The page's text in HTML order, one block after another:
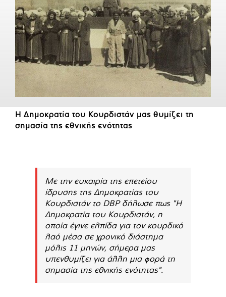
Η Δημοκρατία του Κουρδιστάν μας θυμίζει τη
σημασία της εθνικής ενότητας
Με την ευκαιρία της επετείου
ίδρυσης της Δημοκρατίας του
Κουρδιστάν το DBP δήλωσε πως "Η
Δημοκρατία του Κουρδιστάν, η
οποία έγινε ελπίδα για τον κουρδικό
λαό μέσα σε χρονικό διάστημα
μόλις 11 μηνών, σήμερα μας
υπενθυμίζει για άλλη μια φορά τη
σημασία της εθνικής ενότητας".